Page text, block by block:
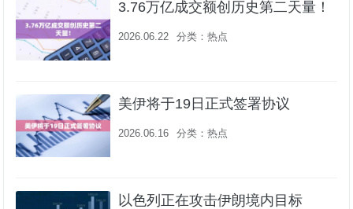
3.76万亿成交额创历史第二天量！
2026.06.22 分类：热点
美伊将于19日正式签署协议
2026.06.16 分类：热点
以色列正在攻击伊朗境内目标